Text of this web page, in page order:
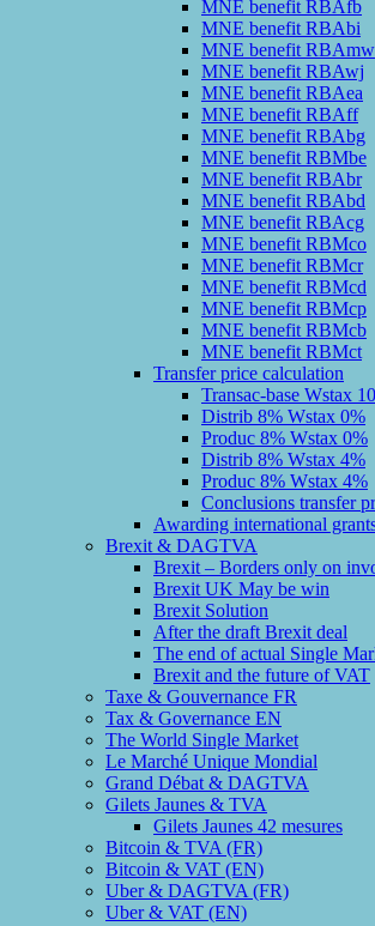
MNE benefit RBAfb
MNE benefit RBAbi
MNE benefit RBAmw
MNE benefit RBAwj
MNE benefit RBAea
MNE benefit RBAff
MNE benefit RBAbg
MNE benefit RBMbe
MNE benefit RBAbr
MNE benefit RBAbd
MNE benefit RBAcg
MNE benefit RBMco
MNE benefit RBMcr
MNE benefit RBMcd
MNE benefit RBMcp
MNE benefit RBMcb
MNE benefit RBMct
Transfer price calculation
Transac-base Wstax
Distrib 8% Wstax 0%
Produc 8% Wstax 0%
Distrib 8% Wstax 4%
Produc 8% Wstax 4%
Conclusions transfer
Awarding international
Brexit & DAGTVA
Brexit – Borders only on
Brexit UK May be win
Brexit Solution
After the draft Brexit deal
The end of actual Single
Brexit and the future of VAT
Taxe & Gouvernance FR
Tax & Governance EN
The World Single Market
Le Marché Unique Mondial
Grand Débat & DAGTVA
Gilets Jaunes & TVA
Gilets Jaunes 42 mesures
Bitcoin & TVA (FR)
Bitcoin & VAT (EN)
Uber & DAGTVA (FR)
Uber & VAT (EN)